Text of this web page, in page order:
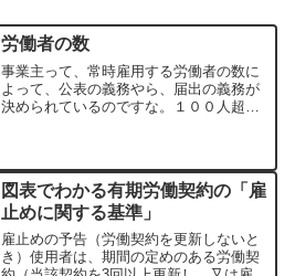
労働者の数
事業主って、常時雇用する労働者の数に
よって、公表の義務やら、届出の義務が
決められているのですな。１００人超え
（次世代育成支援対策法...
図表でわかる有期労働契約の「雇
止めに関する基準」
雇止めの予告（労働契約を更新しないと
き）使用者は、期間の定めのある労働契